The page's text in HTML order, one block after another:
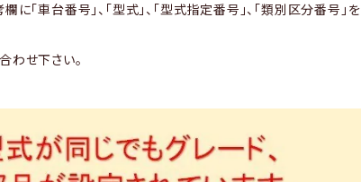
「車台番号」、「型式」、「型式指定番号」、「類別区分番号」を
わせ下さい。